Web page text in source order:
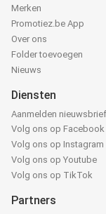
Merken
Promotiez.be App
Over ons
Folder toevoegen
Nieuws
Diensten
Aanmelden nieuwsbrief
Volg ons op Facebook
Volg ons op Instagram
Volg ons op Youtube
Volg ons op TikTok
Partners